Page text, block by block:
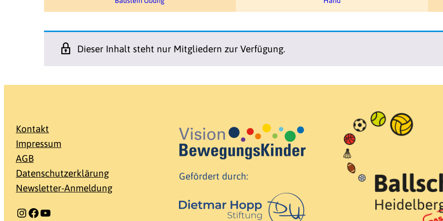
Dieser Inhalt steht nur Mitgliedern zur Verfügung.
Kontakt
Impressum
AGB
Datenschutzerklärung
Newsletter-Anmeldung
Instagram Facebook YouTube
Gefördert durch: